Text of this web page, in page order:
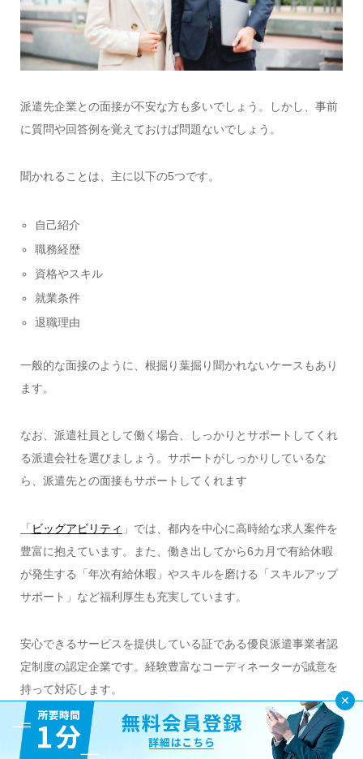
派遣先企業との面接が不安な方も多いでしょう。しかし、事前
に質問や回答例を覚えておけば問題ないでしょう。
聞かれることは、主に以下の5つです。
自己紹介
職務経歴
資格やスキル
就業条件
退職理由
一般的な面接のように、根掘り葉掘り聞かれないケースもあり
ます。
なお、派遣社員として働く場合、しっかりとサポートしてくれ
る派遣会社を選びましょう。サポートがしっかりしているな
ら、派遣先との面接もサポートしてくれます
「ビッグアビリティ 」では、都内を中心に高時給な求人案件を
豊富に抱えています。また、働き出してから6カ月で有給休暇
が発生する「年次有給休暇」やスキルを磨ける「スキルアップ
サポート」など福利厚生も充実しています。
安心できるサービスを提供している証である優良派遣事業者認
定制度の認定企業です。経験豊富なコーディネーターが誠意を
持って対応します。
登録は1分でできます。派遣社員として働いた経験がない方向